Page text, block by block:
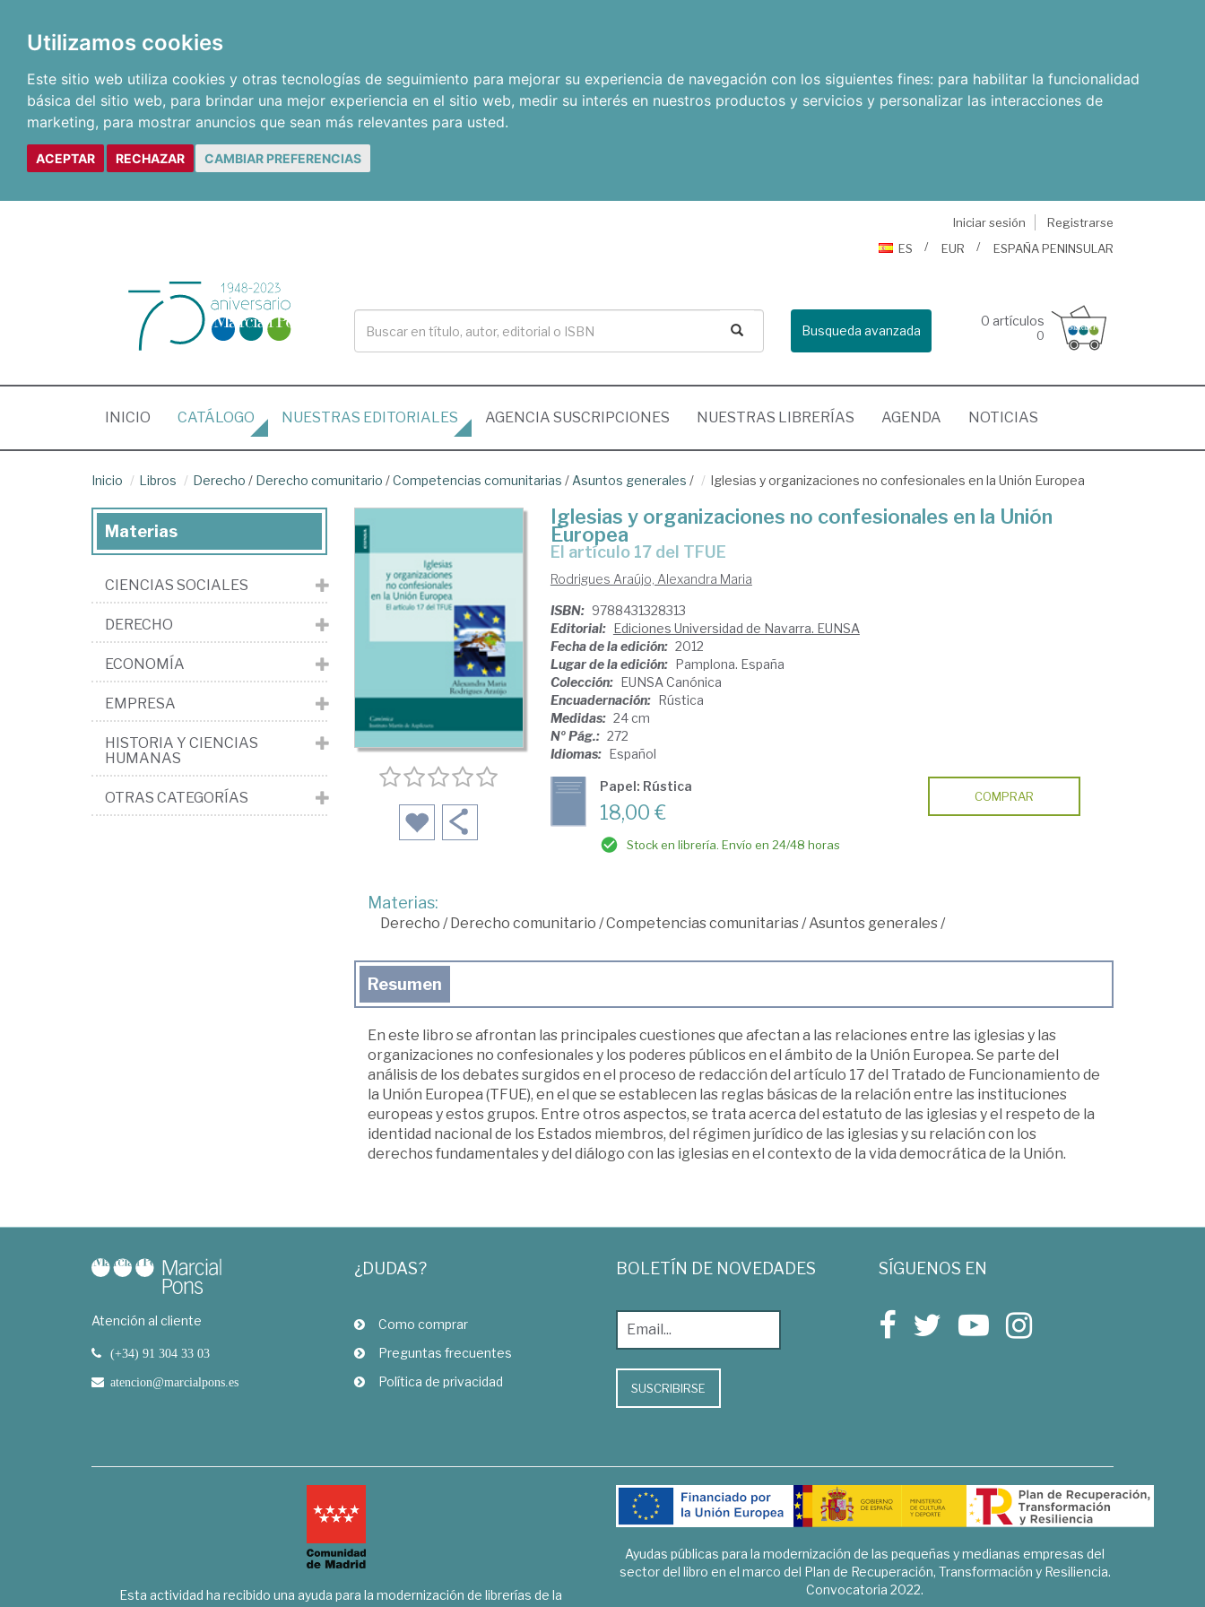
Utilizamos cookies
Este sitio web utiliza cookies y otras tecnologías de seguimiento para mejorar su experiencia de navegación con los siguientes fines: para habilitar la funcionalidad
básica del sitio web, para brindar una mejor experiencia en el sitio web, medir su interés en nuestros productos y servicios y personalizar las interacciones de
marketing, para mostrar anuncios que sean más relevantes para usted.
ACEPTAR RECHAZAR CAMBIAR PREFERENCIAS
Iniciar sesión
Registrarse
ES
EUR ESPAÑA PENINSULAR
Busqueda avanzada
0 artículos
0
INICIO (CURRENT)
CATÁLOGO NUESTRAS EDITORIALES AGENCIA SUSCRIPCIONES NUESTRAS LIBRERÍAS AGENDA NOTICIAS
Inicio Libros Derecho / Derecho comunitario /Competencias comunitarias / Asuntos generales / Iglesias y organizaciones no confesionales en la Unión Europea
Iglesias y organizaciones no confesionales en la Unión
Europea
el artículo 17 del TFUE
Rodrigues Araújo, Alexandra Maria
ISBN: 9788431328313
Editorial: Ediciones Universidad de Navarra. EUNSA
Fecha de la edición: 2012
Lugar de la edición: Pamplona. España
Colección: EUNSA Canónica
Encuadernación: Rústica
Medidas: 24 cm
Nº Pág.: 272
Idiomas: Español
Papel: Rústica
18,00 €
Stock en librería. Envío en 24/48 horas
COMPRAR
Materias:
Derecho /Derecho comunitario /Competencias comunitarias/Asuntos generales/
Resumen
En este libro se afrontan las principales cuestiones que afectan a las relaciones entre las iglesias y las
organizaciones no confesionales y los poderes públicos en el ámbito de la Unión Europea. Se parte del
análisis de los debates surgidos en el proceso de redacción del artículo 17 del Tratado de Funcionamiento de
la Unión Europea (TFUE), en el que se establecen las reglas básicas de la relación entre las instituciones
europeas y estos grupos. Entre otros aspectos, se trata acerca del estatuto de las iglesias y el respeto de la
identidad nacional de los Estados miembros, del régimen jurídico de las iglesias y su relación con los
derechos fundamentales y del diálogo con las iglesias en el contexto de la vida democrática de la Unión.
Materias
CIENCIAS SOCIALES
DERECHO
ECONOMÍA
EMPRESA
HISTORIA Y CIENCIAS
HUMANAS
OTRAS CATEGORÍAS
Atención al cliente
(+34) 91 304 33 03
atencion@marcialpons.es
¿DUDAS?
Como comprar
Preguntas frecuentes
Política de privacidad
BOLETÍN DE NOVEDADES
SUSCRIBIRSE
SÍGUENOS EN
Esta actividad ha recibido una ayuda para la modernización de librerías de la
Ayudas públicas para la modernización de las pequeñas y medianas empresas del
sector del libro en el marco del Plan de Recuperación, Transformación y Resiliencia.
Convocatoria 2022.